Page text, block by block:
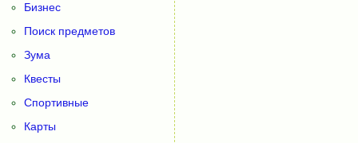
Бизнес
Поиск предметов
Зума
Квесты
Спортивные
Карты